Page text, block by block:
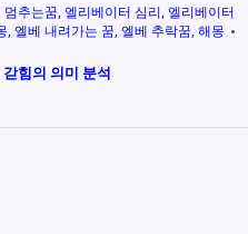
멈추는꿈 엘리베이터 심리 엘리베이터
엘베 내려가는 꿈 엘베 추락꿈 해몽
힘의 의미 분석